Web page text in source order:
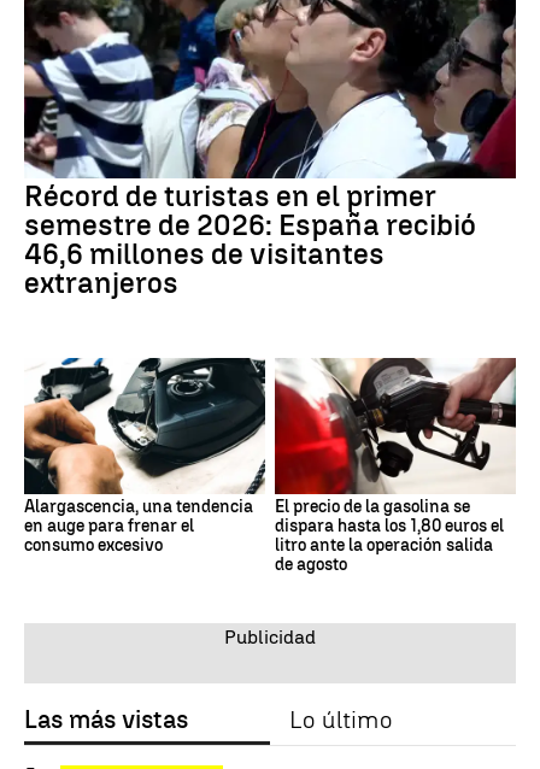
Récord de turistas en el primer
semestre de 2026: España recibió
46,6 millones de visitantes
extranjeros
Alargascencia, una tendencia
en auge para frenar el
consumo excesivo
El precio de la gasolina se
dispara hasta los 1,80 euros el
litro ante la operación salida
de agosto
Las más vistas Lo último